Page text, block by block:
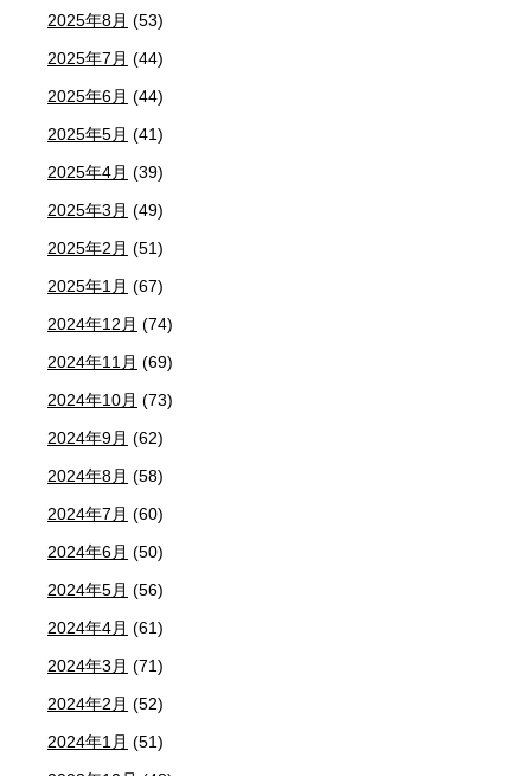
2025年8月 (53)
2025年7月 (44)
2025年6月 (44)
2025年5月 (41)
2025年4月 (39)
2025年3月 (49)
2025年2月 (51)
2025年1月 (67)
2024年12月 (74)
2024年11月 (69)
2024年10月 (73)
2024年9月 (62)
2024年8月 (58)
2024年7月 (60)
2024年6月 (50)
2024年5月 (56)
2024年4月 (61)
2024年3月 (71)
2024年2月 (52)
2024年1月 (51)